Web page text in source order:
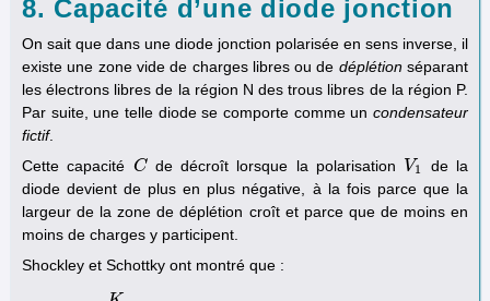
8. Capacité d’une diode jonction
On sait que dans une diode jonction polarisée en sens inverse, il
existe une zone vide de charges libres ou de déplétionséparant
les électrons libres de la région N des trous libres de la région P.
Par suite, une telle diode se comporte comme un condensateur
fictif.
Cette capacité C
Cde décroît lorsque la polarisation V1
V1
de la
diode devient de plus en plus négative, à la fois parce que la
largeur de la zone de déplétion croît et parce que de moins en
moins de charges y participent.
Shockley et Schottky ont montré que :